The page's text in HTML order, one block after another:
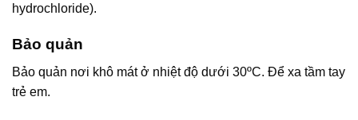
hydrochloride).
Bảo quản
Bảo quản nơi khô mát ở nhiệt độ dưới 30ºC. Để xa tầm tay
trẻ em.